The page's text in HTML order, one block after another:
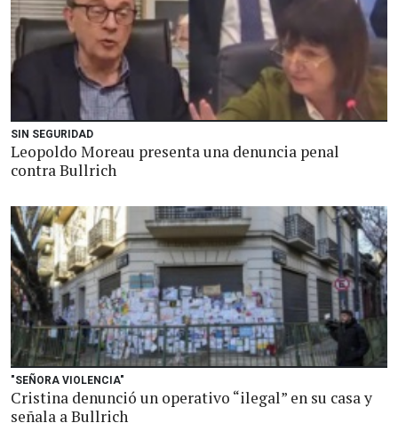
SIN SEGURIDAD
Leopoldo Moreau presenta una denuncia penal
contra Bullrich
"SEÑORA VIOLENCIA"
Cristina denunció un operativo “ilegal” en su casa y
señala a Bullrich